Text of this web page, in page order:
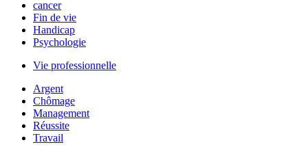
cancer
Fin de vie
Handicap
Psychologie
Vie professionnelle
Argent
Chômage
Management
Réussite
Travail